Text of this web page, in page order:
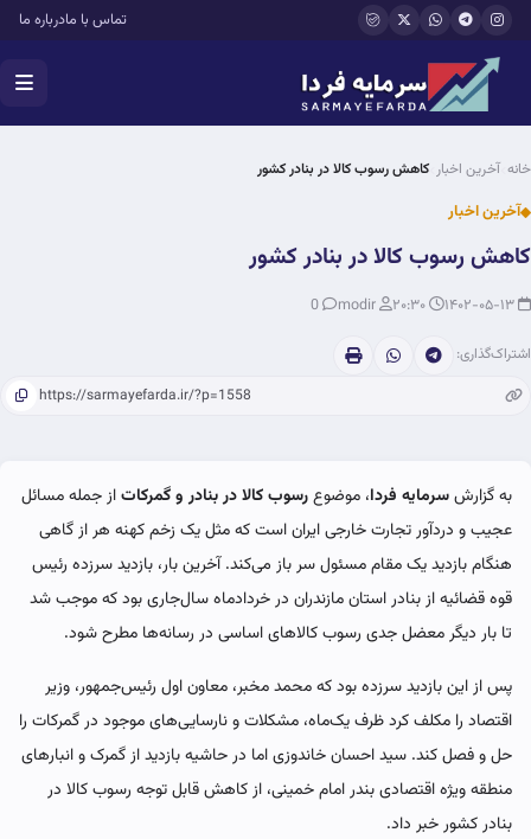
رفتن به محتوای اصلی تماس با مادرباره ما
خانه آخرین اخبار کاهش رسوب کالا در بنادر کشور
آخرین اخبار
کاهش رسوب کالا در بنادر کشور
اشتراک‌گذاری:
به گزارشسرمایه فردا، موضوعرسوب کالا در بنادر و گمرکاتاز جمله مسائل
عجیب و دردآور تجارت خارجی ایران است که مثل یک زخم کهنه هر از گاهی
هنگام بازدید یک مقام مسئول سر باز می‌کند. آخرین بار، بازدید سرزده رئیس
قوه قضائیه از بنادر استان مازندران در خردادماه سال‌جاری بود که موجب شد
تا بار دیگر معضل جدی رسوب کالاهای اساسی در رسانه‌ها مطرح شود.
پس از این بازدید سرزده بود که محمد مخبر، معاون اول رئیس‌جمهور، وزیر
اقتصاد را مکلف کرد ظرف یک‌ماه، مشکلات و نارسایی‌های موجود در گمرکات را
حل و فصل کند. سید احسان خاندوزی اما در حاشیه بازدید از گمرک و انبارهای
منطقه ویژه اقتصادی بندر امام خمینی، از کاهش قابل توجه رسوب کالا در
بنادر کشور خبر داد.